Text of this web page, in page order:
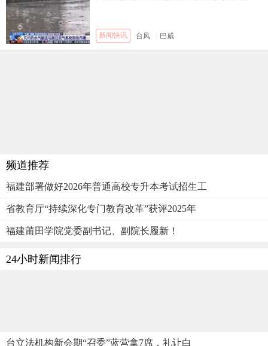
新闻快讯 台风 巴威
频道推荐
福建部署做好2026年普通高校专升本考试招生工
省教育厅“持续深化专门教育改革”获评2025年
福建莆田学院党委副书记、副院长履新！
24小时新闻排行
台立法机构新会期“召委”蓝营拿7席，礼让白